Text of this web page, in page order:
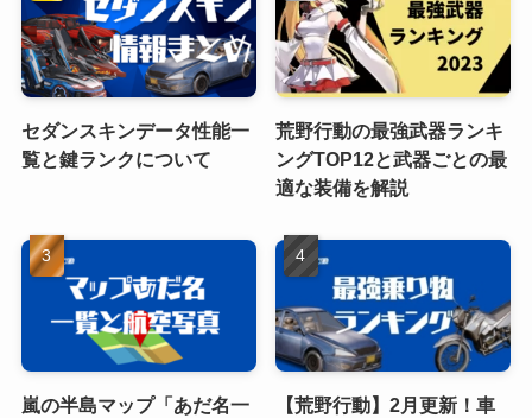
セダンスキンデータ性能一
覧と鍵ランクについて
荒野行動の最強武器ランキ
ングTOP12と武器ごとの最
適な装備を解説
嵐の半島マップ「あだ名一
【荒野行動】2月更新！車